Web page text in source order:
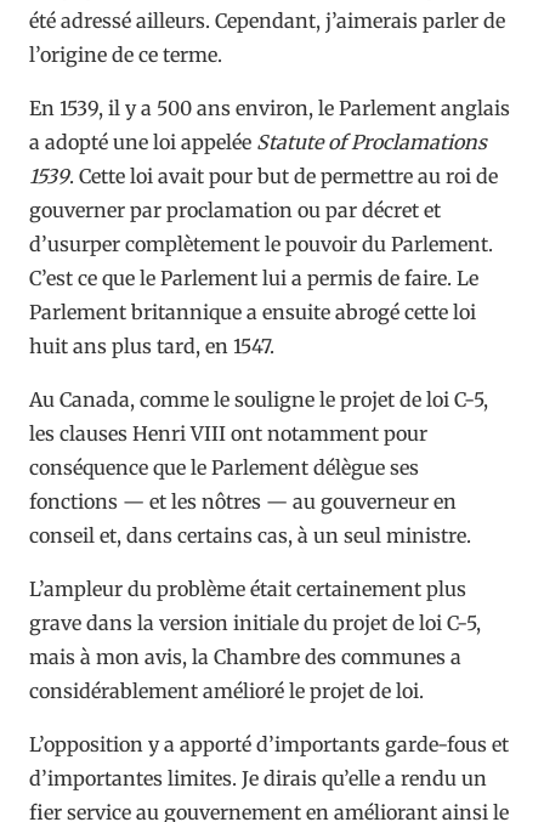
été adressé ailleurs. Cependant, j’aimerais parler de
l’origine de ce terme.
En 1539, il y a 500 ans environ, le Parlement anglais
a adopté une loi appelée Statute of Proclamations
1539. Cette loi avait pour but de permettre au roi de
gouverner par proclamation ou par décret et
d’usurper complètement le pouvoir du Parlement.
C’est ce que le Parlement lui a permis de faire. Le
Parlement britannique a ensuite abrogé cette loi
huit ans plus tard, en 1547.
Au Canada, comme le souligne le projet de loi C-5,
les clauses Henri VIII ont notamment pour
conséquence que le Parlement délègue ses
fonctions — et les nôtres — au gouverneur en
conseil et, dans certains cas, à un seul ministre.
L’ampleur du problème était certainement plus
grave dans la version initiale du projet de loi C-5,
mais à mon avis, la Chambre des communes a
considérablement amélioré le projet de loi.
L’opposition y a apporté d’importants garde-fous et
d’importantes limites. Je dirais qu’elle a rendu un
fier service au gouvernement en améliorant ainsi le